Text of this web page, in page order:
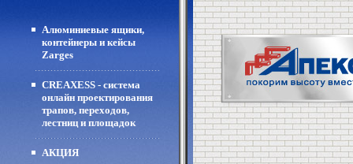
Алюминиевые ящики,
контейнеры и кейсы
Zarges
CREAXESS - система
онлайн проектирования
трапов, переходов,
лестниц и площадок
АКЦИЯ